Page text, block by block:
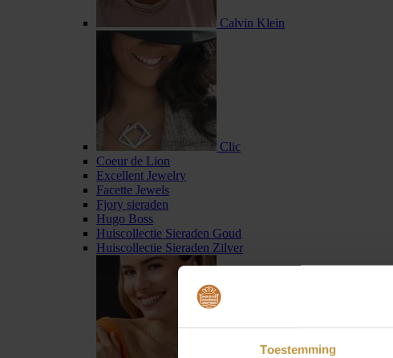
Toestemming
Calvin Klein
Clic
Coeur de Lion
Excellent Jewelry
Facette Jewels
Fjory sieraden
Hugo Boss
Huiscollectie Sieraden Goud
Huiscollectie Sieraden Zilver